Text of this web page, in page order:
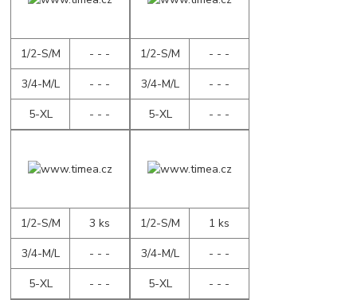
1/2-S/M
- - -
3/4-M/L
- - -
5-XL
- - -
1/2-S/M
- - -
3/4-M/L
- - -
5-XL
- - -
1/2-S/M
3 ks
3/4-M/L
- - -
5-XL
- - -
1/2-S/M
1 ks
3/4-M/L
- - -
5-XL
- - -